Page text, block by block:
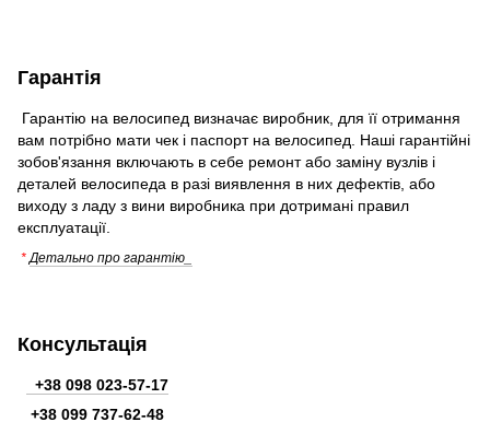
Гарантія
Гарантію на велосипед визначає виробник, для її отримання
вам потрібно мати чек і паспорт на велосипед. Наші гарантійні
зобов'язання включають в себе ремонт або заміну вузлів і
деталей велосипеда в разі виявлення в них дефектів, або
виходу з ладу з вини виробника при дотримані правил
експлуатації.
* Детально про гарантію_
Консультація
+38 098 023-57-17
+38 099 737-62-48